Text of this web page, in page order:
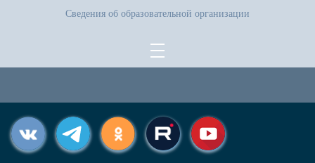
Сведения об образовательной организации